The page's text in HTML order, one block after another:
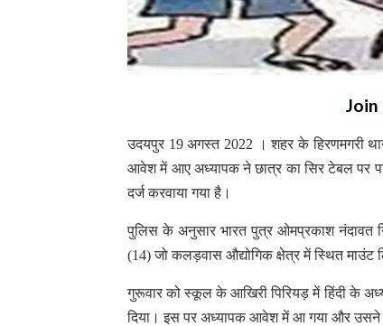
उदयपुर 19 अगस्त 2022 । शहर के हिरणमगरी
आवेश में आए अध्यापक ने छात्र का सिर टेबल पर
दर्ज करवाया गया है।
पुलिस के अनुसार भारत पुत्र ओमप्रकाश नंदावत
(14) जो कलड़वास औद्योगिक क्षेत्र में स्थित
गुरूवार को स्कूल के आखिरी पिरियड़ में हिंदी के
दिया। इस पर अध्यापक आवेश में आ गया और उसने